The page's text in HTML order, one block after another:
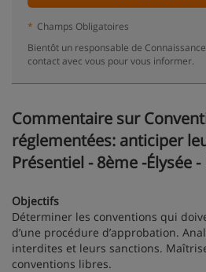
* Champs Obligatoires
Bientôt un responsable de
contact avec vous pour vous informer.
Commentaire sur
réglementées: anticiper
Présentiel - 8ème -Élysée -
Objectifs
Déterminer les conventions qui
d’une procédure d’approbation.
interdites et leurs sanctions.
conventions libres.